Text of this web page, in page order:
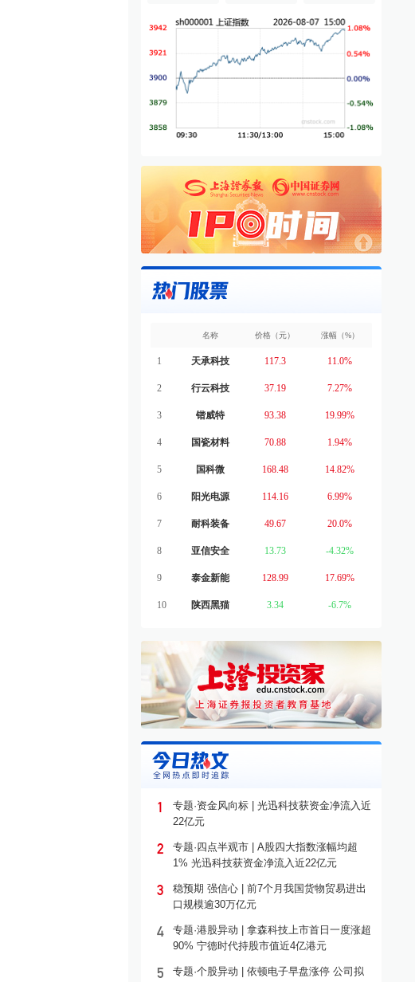
名称 价格（元） 涨幅（%）
1 天承科技 117.3 11.0%
2 行云科技 37.19 7.27%
3 锴威特 93.38 19.99%
4 国瓷材料 70.88 1.94%
5 国科微 168.48 14.82%
6 阳光电源 114.16 6.99%
7 耐科装备 49.67 20.0%
8 亚信安全 13.73 -4.32%
9 泰金新能 128.99 17.69%
10 陕西黑猫 3.34 -6.7%
1
专题·资金风向标 | 光迅科技获资金净流入近
22亿元
2
专题·四点半观市 | A股四大指数涨幅均超
1% 光迅科技获资金净流入近22亿元
3
稳预期 强信心 | 前7个月我国货物贸易进出
口规模逾30万亿元
4
专题·港股异动 | 拿森科技上市首日一度涨超
90% 宁德时代持股市值近4亿港元
5
专题·个股异动 | 依顿电子早盘涨停 公司拟